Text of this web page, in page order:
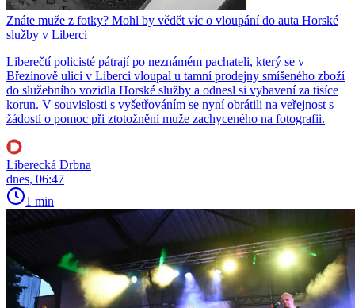
Znáte muže z fotky? Mohl by vědět víc o vloupání do auta Horské
služby v Liberci
Liberečtí policisté pátrají po neznámém pachateli, který se v
Březinově ulici v Liberci vloupal u tamní prodejny smíšeného zboží
do služebního vozidla Horské služby a odnesl si vybavení za tisíce
korun. V souvislosti s vyšetřováním se nyní obrátili na veřejnost s
žádostí o pomoc při ztotožnění muže zachyceného na fotografii.
Liberecká Drbna
dnes, 06:47
1 min